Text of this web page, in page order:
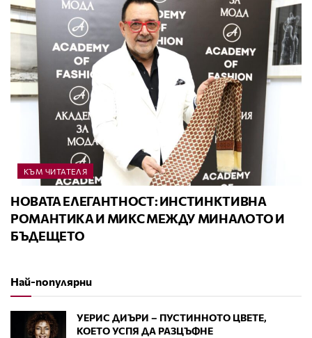
КЪМ ЧИТАТЕЛЯ
НОВАТА ЕЛЕГАНТНОСТ: ИНСТИНКТИВНА
РОМАНТИКА И МИКС МЕЖДУ МИНАЛОТО И
БЪДЕЩЕТО
Най-популярни
УЕРИС ДИЪРИ – ПУСТИННОТО ЦВЕТЕ,
КОЕТО УСПЯ ДА РАЗЦЪФНЕ